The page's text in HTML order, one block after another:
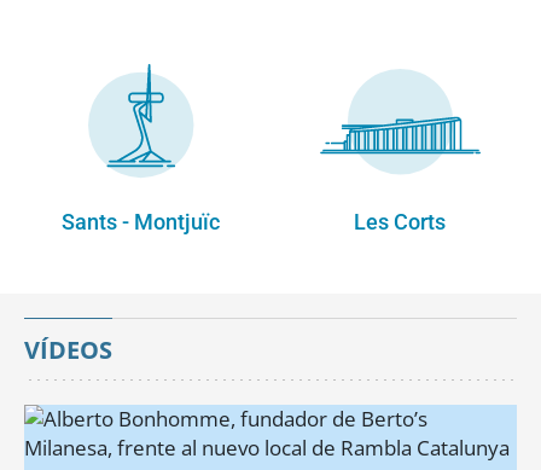
Sants - Montjuïc Les Corts
VÍDEOS